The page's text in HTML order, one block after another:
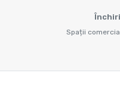
Spații